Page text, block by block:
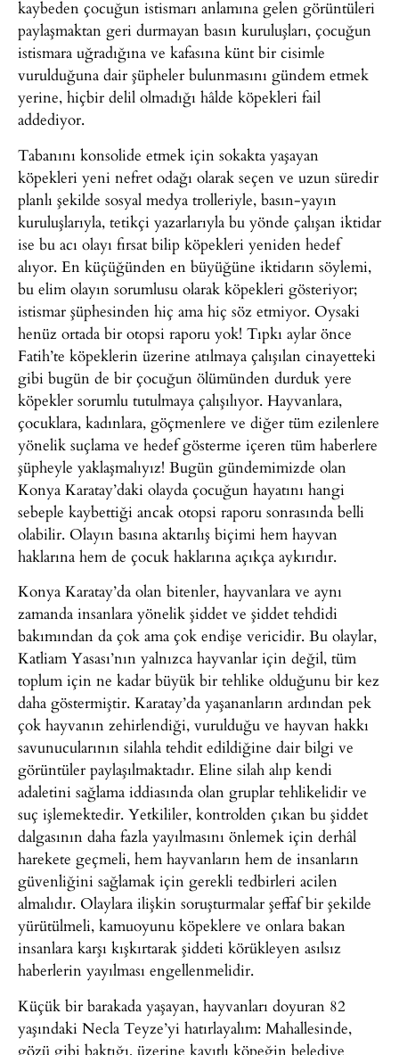
kaybeden çocuğun istismarı anlamına gelen görüntüleri
paylaşmaktan geri durmayan basın kuruluşları, çocuğun
istismara uğradığına ve kafasına künt bir cisimle
vurulduğuna dair şüpheler bulunmasını gündem etmek
yerine, hiçbir delil olmadığı hâlde köpekleri fail
addediyor.
Tabanını konsolide etmek için sokakta yaşayan
köpekleri yeni nefret odağı olarak seçen ve uzun süredir
planlı şekilde sosyal medya trolleriyle, basın-yayın
kuruluşlarıyla, tetikçi yazarlarıyla bu yönde çalışan iktidar
ise bu acı olayı fırsat bilip köpekleri yeniden hedef
alıyor. En küçüğünden en büyüğüne iktidarın söylemi,
bu elim olayın sorumlusu olarak köpekleri gösteriyor;
istismar şüphesinden hiç ama hiç söz etmiyor. Oysaki
henüz ortada bir otopsi raporu yok! Tıpkı aylar önce
Fatih’te köpeklerin üzerine atılmaya çalışılan cinayetteki
gibi bugün de bir çocuğun ölümünden durduk yere
köpekler sorumlu tutulmaya çalışılıyor. Hayvanlara,
çocuklara, kadınlara, göçmenlere ve diğer tüm ezilenlere
yönelik suçlama ve hedef gösterme içeren tüm haberlere
şüpheyle yaklaşmalıyız! Bugün gündemimizde olan
Konya Karatay’daki olayda çocuğun hayatını hangi
sebeple kaybettiği ancak otopsi raporu sonrasında belli
olabilir. Olayın basına aktarılış biçimi hem hayvan
haklarına hem de çocuk haklarına açıkça aykırıdır.
Konya Karatay’da olan bitenler, hayvanlara ve aynı
zamanda insanlara yönelik şiddet ve şiddet tehdidi
bakımından da çok ama çok endişe vericidir. Bu olaylar,
Katliam Yasası’nın yalnızca hayvanlar için değil, tüm
toplum için ne kadar büyük bir tehlike olduğunu bir kez
daha göstermiştir. Karatay’da yaşananların ardından pek
çok hayvanın zehirlendiği, vurulduğu ve hayvan hakkı
savunucularının silahla tehdit edildiğine dair bilgi ve
görüntüler paylaşılmaktadır. Eline silah alıp kendi
adaletini sağlama iddiasında olan gruplar tehlikelidir ve
suç işlemektedir. Yetkililer, kontrolden çıkan bu şiddet
dalgasının daha fazla yayılmasını önlemek için derhâl
harekete geçmeli, hem hayvanların hem de insanların
güvenliğini sağlamak için gerekli tedbirleri acilen
almalıdır. Olaylara ilişkin soruşturmalar şeffaf bir şekilde
yürütülmeli, kamuoyunu köpeklere ve onlara bakan
insanlara karşı kışkırtarak şiddeti körükleyen asılsız
haberlerin yayılması engellenmelidir.
Küçük bir barakada yaşayan, hayvanları doyuran 82
yaşındaki Necla Teyze’yi hatırlayalım: Mahallesinde,
gözü gibi baktığı, üzerine kayıtlı köpeğin belediye